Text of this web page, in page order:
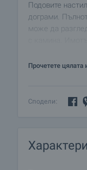
Подовите
дограми.
може да
три стаи.
с три стопански
Прочетете
Сподели: